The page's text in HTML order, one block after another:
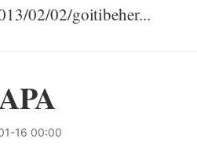
02/02/goitibeher...
16 00:00